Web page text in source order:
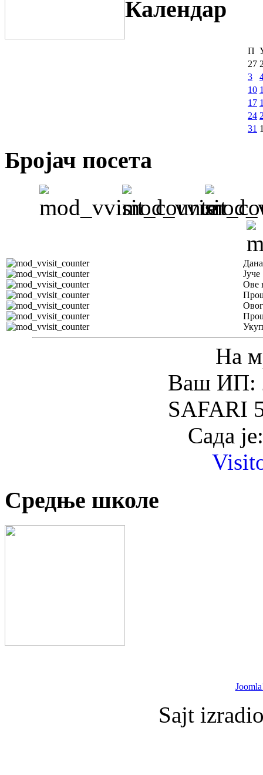
Календар
П
27
3
10
17
24
31
Бројач посета
Јуче
Ове
На
Ваш ИП:
SAFARI
Сада
Средње школе
Sajt